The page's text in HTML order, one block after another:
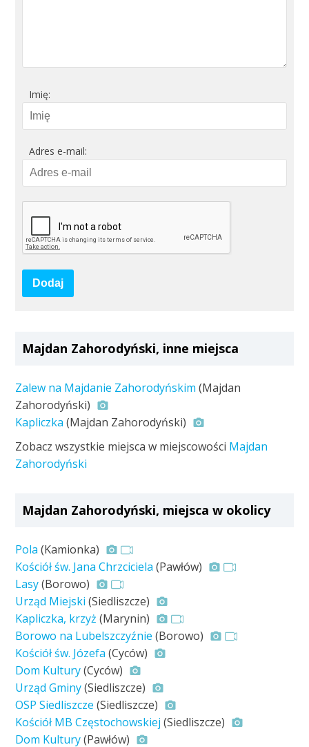
Imię:
Adres e-mail:
Dodaj
Majdan Zahorodyński, inne miejsca
Zalew na Majdanie Zahorodyńskim (Majdan
Zahorodyński)
Kapliczka (Majdan Zahorodyński)
Zobacz wszystkie miejsca w miejscowości Majdan
Zahorodyński
Majdan Zahorodyński, miejsca w okolicy
Pola (Kamionka)
Kościół św. Jana Chrzciciela (Pawłów)
Lasy(Borowo)
Urząd Miejski (Siedliszcze)
Kapliczka, krzyż (Marynin)
Borowo na Lubelszczyźnie (Borowo)
Kościół św. Józefa (Cyców)
Dom Kultury(Cyców)
Urząd Gminy(Siedliszcze)
OSP Siedliszcze (Siedliszcze)
Kościół MB Częstochowskiej (Siedliszcze)
Dom Kultury(Pawłów)